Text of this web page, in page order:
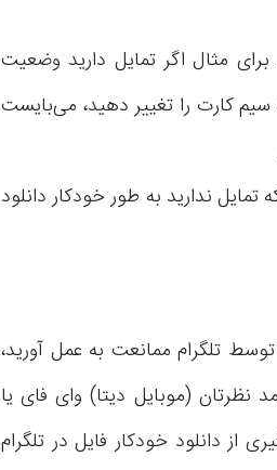
مثال اگر تمایل دارید وضعیت
سیم کارت را تغییر دهید، می‌بایست
ندارید به طور خودکار دانلود
تلگرام ممانعت به عمل آورید،
(موبایل دیتا) وای فای یا
از دانلود خودکار فایل در تلگرام